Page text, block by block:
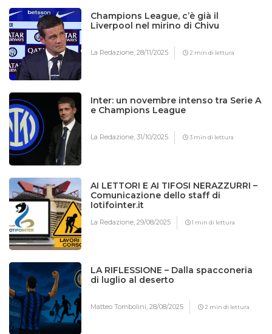
Champions League, c’è già il
Liverpool nel mirino di Chivu
La Redazione,28/11/2025 2 min di lettura
Inter: un novembre intenso tra Serie A
e Champions League
La Redazione,31/10/2025 3 min di lettura
AI LETTORI E AI TIFOSI NERAZZURRI –
Comunicazione dello staff di
Iotifointer.it
La Redazione,29/08/2025 1 min di lettura
LA RIFLESSIONE – Dalla spacconeria
di luglio al deserto
Matteo Tombolini,28/08/2025 2 min di lettura